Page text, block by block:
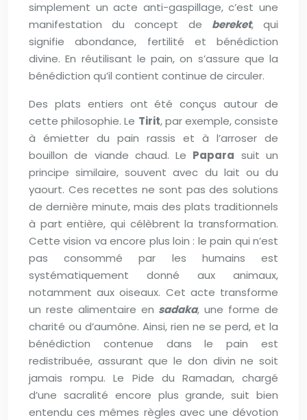
simplement un acte anti-gaspillage, c’est une
manifestation du concept de bereket, qui
signifie abondance, fertilité et bénédiction
divine. En réutilisant le pain, on s’assure que la
bénédiction qu’il contient continue de circuler.
Des plats entiers ont été conçus autour de
cette philosophie. Le Tirit, par exemple, consiste
à émietter du pain rassis et à l’arroser de
bouillon de viande chaud. Le Papara suit un
principe similaire, souvent avec du lait ou du
yaourt. Ces recettes ne sont pas des solutions
de dernière minute, mais des plats traditionnels
à part entière, qui célèbrent la transformation.
Cette vision va encore plus loin : le pain qui n’est
pas consommé par les humains est
systématiquement donné aux animaux,
notamment aux oiseaux. Cet acte transforme
un reste alimentaire en sadaka, une forme de
charité ou d’aumône. Ainsi, rien ne se perd, et la
bénédiction contenue dans le pain est
redistribuée, assurant que le don divin ne soit
jamais rompu. Le Pide du Ramadan, chargé
d’une sacralité encore plus grande, suit bien
entendu ces mêmes règles avec une dévotion